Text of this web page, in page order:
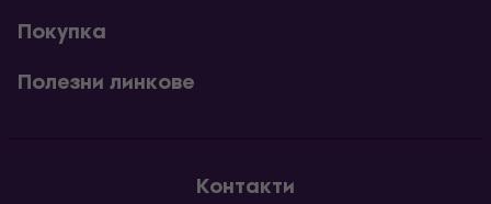
Покупка
Полезни линкове
Контакти